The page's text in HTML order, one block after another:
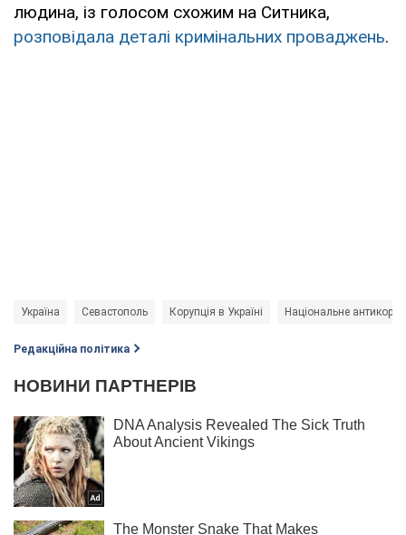
людина, із голосом схожим на Ситника,
розповідала деталі кримінальних проваджень.
Україна Севастополь Корупція в Україні Національне
Редакційна політика